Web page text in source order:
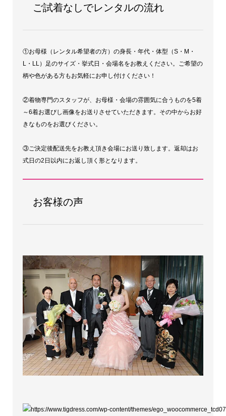
ご試着なしでレンタルの流れ
①お母様（レンタル希望者の方）の身長・年代・体型（S・M・
L・LL）足のサイズ・挙式日・会場名をお教えください。ご希望の
柄や色がある方もお気軽にお申し付けください！
②着物専門のスタッフが、お母様・会場の雰囲気に合うものを5着
～6着お選びし画像をお送りさせていただきます。その中からお好
きなものをお選びください。
③ご決定後配送先をお教え頂き会場にお送り致します。返却はお
式日の2日以内にお返し頂く形となります。
お客様の声